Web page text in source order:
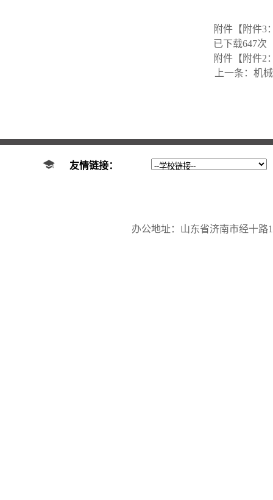
附件【 附件3
已下载647次
附件【 附件2
上一条： 机
友情链接：
办公地址：山东省济南市经十路